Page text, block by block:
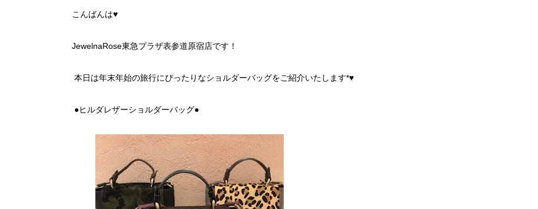
こんばんは♥
JewelnaRose東急プラザ表参道原宿店です！
本日は年末年始の旅行にぴったりなショルダーバッグをご紹介いたします*♥
●ヒルダレザーショルダーバッグ●